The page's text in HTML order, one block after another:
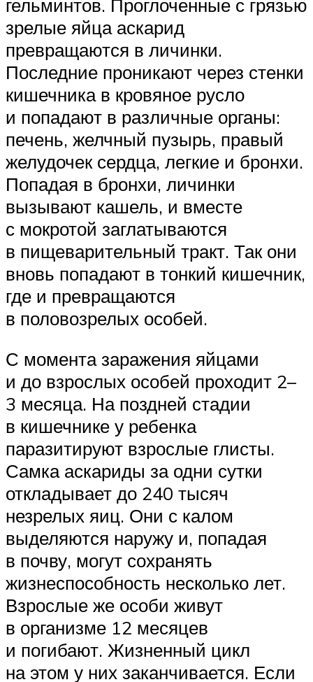
гельминтов. Проглоченные с грязью
зрелые яйца аскарид
превращаются в личинки.
Последние проникают через стенки
кишечника в кровяное русло
и попадают в различные органы:
печень, желчный пузырь, правый
желудочек сердца, легкие и бронхи.
Попадая в бронхи, личинки
вызывают кашель, и вместе
с мокротой заглатываются
в пищеварительный тракт. Так они
вновь попадают в тонкий кишечник,
где и превращаются
в половозрелых особей.
С момента заражения яйцами
и до взрослых особей проходит 2–
3 месяца. На поздней стадии
в кишечнике у ребенка
паразитируют взрослые глисты.
Самка аскариды за одни сутки
откладывает до 240 тысяч
незрелых яиц. Они с калом
выделяются наружу и, попадая
в почву, могут сохранять
жизнеспособность несколько лет.
Взрослые же особи живут
в организме 12 месяцев
и погибают. Жизненный цикл
на этом у них заканчивается. Если